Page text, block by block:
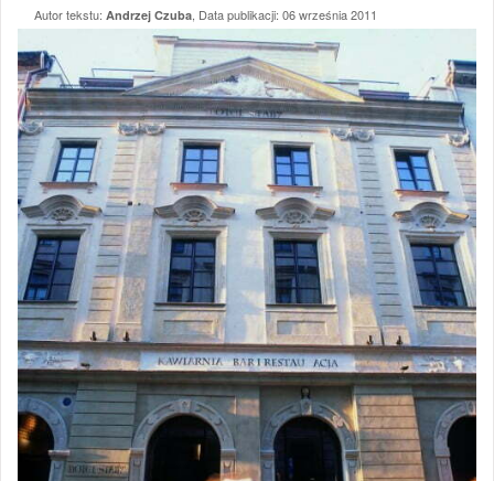
Autor tekstu: Andrzej Czuba , Data publikacji: 06 września 2011